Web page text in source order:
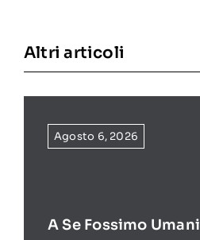
Altri articoli
Agosto 6, 2026
A Se Fossimo Umani